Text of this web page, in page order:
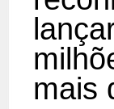
mais